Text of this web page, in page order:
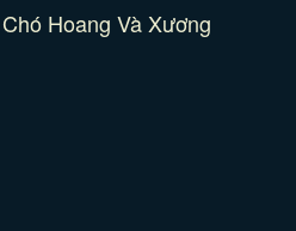
Chó Hoang Và Xương